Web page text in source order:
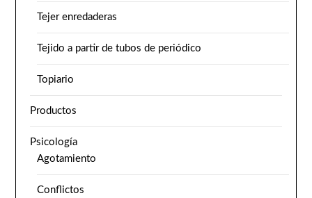
Tejer enredaderas
Tejido a partir de tubos de periódico
Topiario
Productos
Psicología
Agotamiento
Conflictos